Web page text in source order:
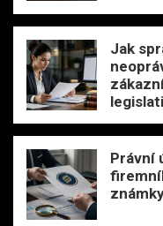
Jak
Právní